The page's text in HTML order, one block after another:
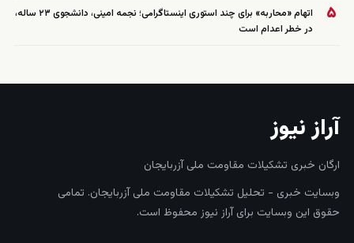
۵
اتهام «محاربه» برای چند استوری اینستاگرامی؛ نجمه امینی، دانشجوی ۲۳ ساله،
در خطر اعدام است
آراز نیوز
ارگان خبری تشکیلات مقاومت ملی آزربایجان
وبسایت خبری - تحلیل تشکیلات مقاومت ملی آزربایجان. تمامی
حقوق این وبسایت برای آراز نیوز محفوظ است.